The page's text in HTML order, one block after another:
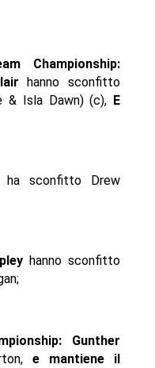
Championship:
hanno sconfitto
& Isla Dawn) (c), E
sconfitto Drew
hanno sconfitto
Gunther
e mantiene il